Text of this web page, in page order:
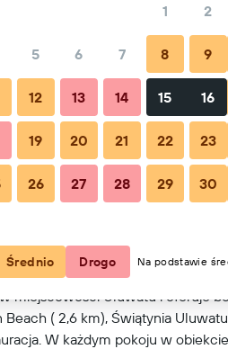
Wskazówki i odpowiedzi na
miejscowości Uluwatu i oferuje
( 2,6 km), Świątynia
W każdym pokoju w
1 2
5 6 7 8 9
12 13 14 15 16
19 20 21 22 23
26 27 28 29 30
Średnio Drogo Na podstawie